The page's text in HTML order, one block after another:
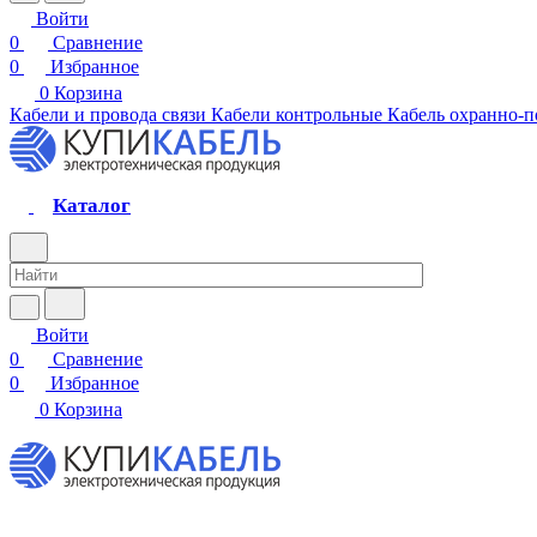
Войти
0
Сравнение
0
Избранное
0 Корзина
Кабели и провода связи Кабели контрольные Кабель охранно-
Каталог
Войти
0
Сравнение
0
Избранное
0 Корзина